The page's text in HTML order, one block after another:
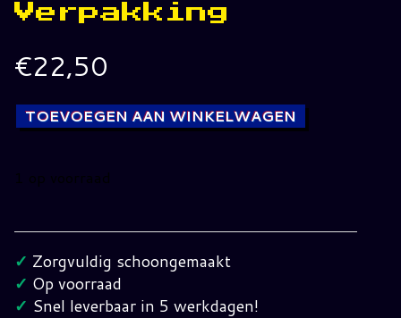
Verpakking
€22,50
TOEVOEGEN AAN WINKELWAGEN
1 op voorraad
set
675
Compleet
in
✓ Zorgvuldig schoongemaakt
✓ Op voorraad
✓ Snel leverbaar in 5 werkdagen!